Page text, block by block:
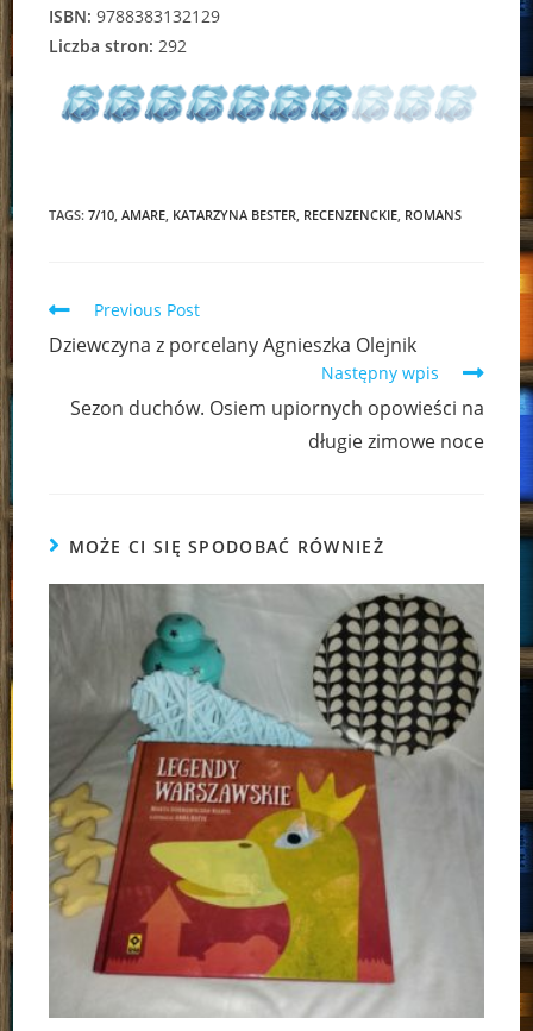
ISBN: 9788383132129
Liczba stron: 292
TAGS:7/10 AMARE KATARZYNA BESTER RECENZENCKIE ROMANS
Read
articles
Previous Post
Dziewczyna z porcelany Agnieszka Olejnik
Następny wpis
Sezon duchów. Osiem upiornych opowieści na
długie zimowe noce
MOŻE CI SIĘ SPODOBAĆ RÓWNIEŻ